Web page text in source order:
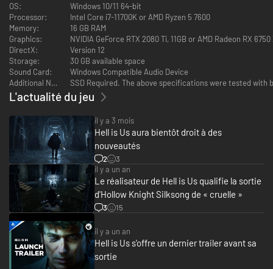
OS:
Windows 10/11 64-bit
Processor:
Intel Core i7-11700K or AMD Ryzen 5 7600
Memory:
16 GB RAM
Graphics:
NVIDIA GeForce RTX 2080 Ti, 11GB or AMD Radeon RX
DirectX:
Version 12
Storage:
30 GB available space
Sound Card:
Windows Compatible Audio Device
Additional Notes:
SSD Required. The above specifications were tested with
L'actualité du jeu
il y a 3 mois
Hell is Us aura bientôt droit à des
nouveautés
2
3
il y a un an
Le réalisateur de Hell is Us qualifie la sortie
d'Hollow Knight Silksong de « cruelle »
3 15
il y a un an
Hell is Us s'offre un dernier trailer avant sa
sortie